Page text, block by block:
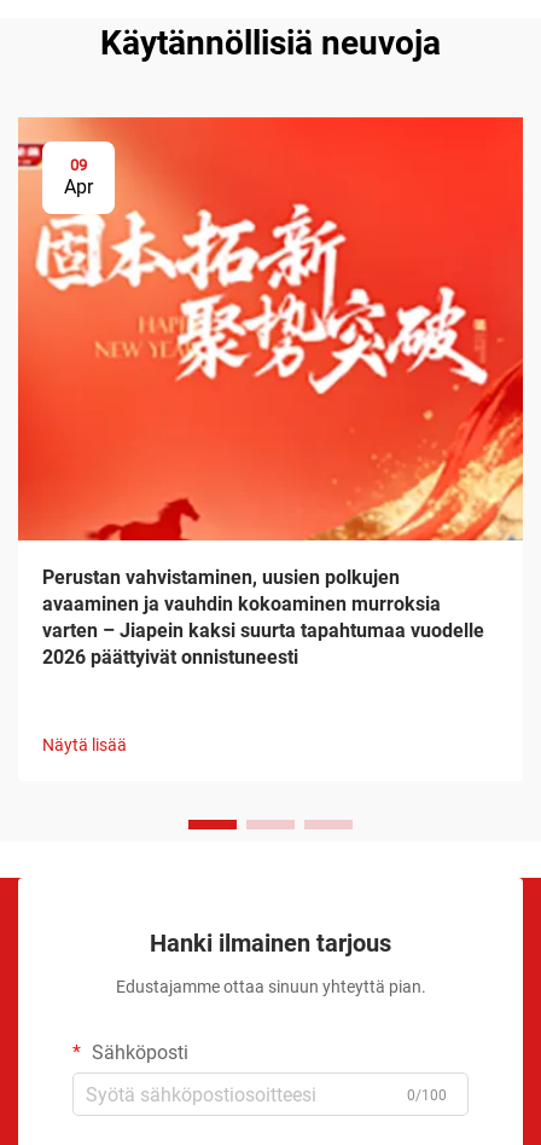
Käytännöllisiä neuvoja
09
Apr
Perustan vahvistaminen, uusien polkujen
avaaminen ja vauhdin kokoaminen murroksia
varten – Jiapein kaksi suurta tapahtumaa vuodelle
2026 päättyivät onnistuneesti
Näytä lisää
Hanki ilmainen tarjous
Edustajamme ottaa sinuun yhteyttä pian.
Sähköposti
0/100